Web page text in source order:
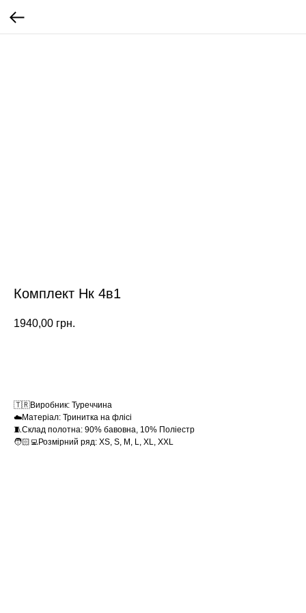
Комплект Нк 4в1
1940,00 грн.
🇹🇷Виробник: Туреччина
☁️Матеріал: Тринитка на флісі
🧵Склад полотна: 90% бавовна, 10% Поліестр
🧑🏻‍💻Розмірний ряд: XS, S, M, L, XL, XXL